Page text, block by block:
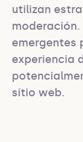
utilizan
moderación.
emergentes
experiencia
sitio web.